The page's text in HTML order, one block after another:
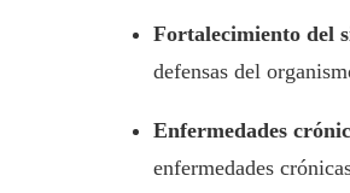
Fortalecimiento del
defensas del
Enfermedades
enfermedades